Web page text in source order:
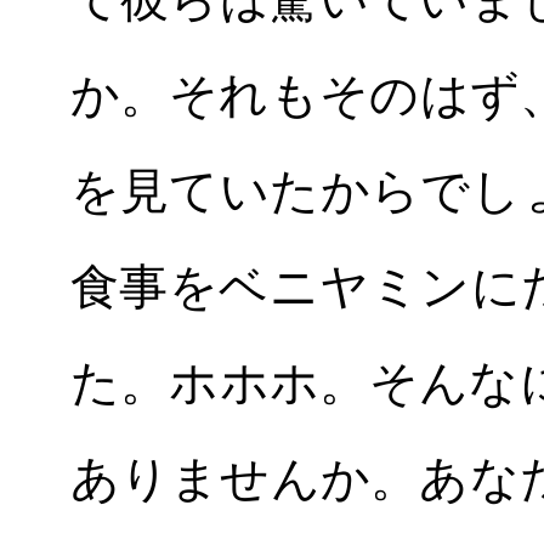
か。それもそのはず
を見ていたからで
食事をベニヤミンに
た。ホホホ。そんな
ありませんか。あな